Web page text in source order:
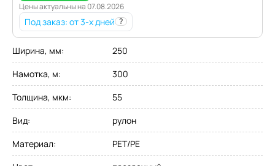
Цены актуальны на 07.08.2026
Под заказ: от 3-х дней ?
Ширина, мм:
250
Намотка, м:
300
Толщина, мкм:
55
Вид:
рулон
Материал:
PET/PE